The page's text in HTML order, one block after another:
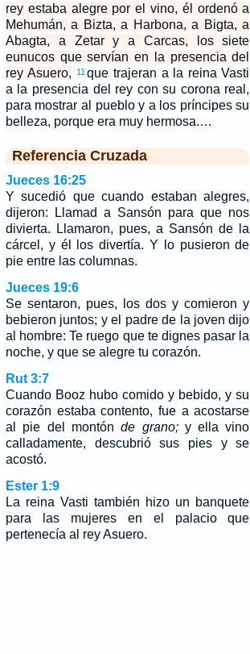
rey estaba alegre por el vino, él ordenó a
Mehumán, a Bizta, a Harbona, a Bigta, a
Abagta, a Zetar y a Carcas, los siete
eunucos que servían en la presencia del
rey Asuero,
11 que trajeran a la reina Vasti
a la presencia del rey con su corona real,
para mostrar al pueblo y a los príncipes su
belleza, porque era muy hermosa.…
Referencia Cruzada
Jueces 16:25
Y sucedió que cuando estaban alegres,
dijeron: Llamad a Sansón para que nos
divierta. Llamaron, pues, a Sansón de la
cárcel, y él los divertía. Y lo pusieron de
pie entre las columnas.
Jueces 19:6
Se sentaron, pues, los dos y comieron y
bebieron juntos; y el padre de la joven dijo
al hombre: Te ruego que te dignes pasar la
noche, y que se alegre tu corazón.
Rut 3:7
Cuando Booz hubo comido y bebido, y su
corazón estaba contento, fue a acostarse
al pie del montónde grano;y ella vino
calladamente, descubrió sus pies y se
acostó.
Ester 1:9
La reina Vasti también hizo un banquete
para las mujeres en el palacio que
pertenecía al rey Asuero.